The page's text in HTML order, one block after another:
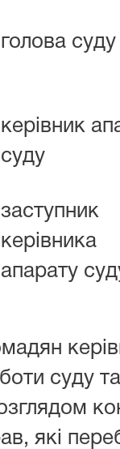
голова суду
керівник
суду
заступник
керівника
апарату
суду
які